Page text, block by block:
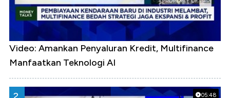
Video: Amankan Penyaluran Kredit, Multifinance
Manfaatkan Teknologi AI
05:48